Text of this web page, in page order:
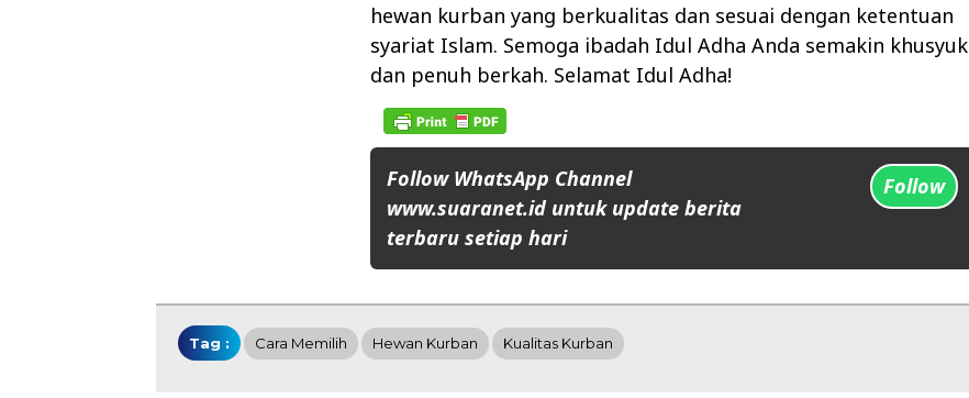
hewan kurban yang berkualitas dan sesuai dengan ketentuan
syariat Islam. Semoga ibadah Idul Adha Anda semakin khusyuk
dan penuh berkah. Selamat Idul Adha!
Follow WhatsApp Channel
www.suaranet.id untuk update berita
terbaru setiap hari
Follow
Tag : Cara Memilih Hewan Kurban Kualitas Kurban